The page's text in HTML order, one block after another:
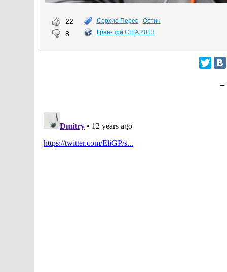
22
8
Серхио Перес
Остин
Гран-при США 2013